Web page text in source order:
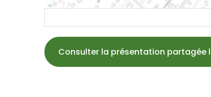
Consulter la présentation partagée